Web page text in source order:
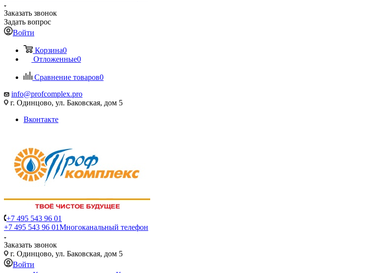
Заказать звонок
Задать вопрос
Войти
Корзина0
Отложенные0
Сравнение товаров0
info@profcomplex.pro
г. Одинцово, ул. Баковская, дом 5
Вконтакте
+7 495 543 96 01
+7 495 543 96 01Многоканальный телефон
Заказать звонок
г. Одинцово, ул. Баковская, дом 5
Войти